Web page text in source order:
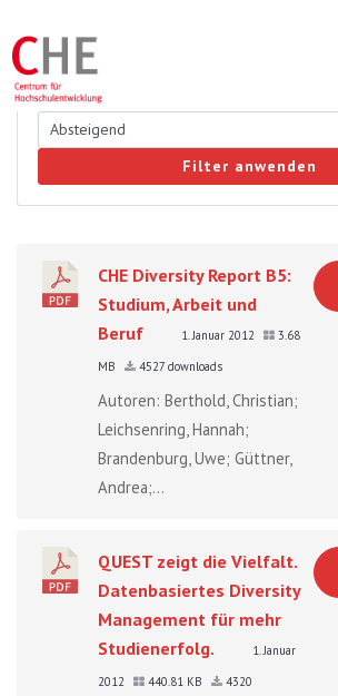
Filter anwenden
CHE Diversity Report B5:
Studium, Arbeit und
Beruf
1. Januar 2012
3.68
MB
4527 downloads
Autoren: Berthold, Christian;
Leichsenring, Hannah;
Brandenburg, Uwe; Güttner,
Andrea;...
QUEST zeigt die Vielfalt.
Datenbasiertes Diversity
Management für mehr
Studienerfolg.
1. Januar
2012
440.81 KB
4320